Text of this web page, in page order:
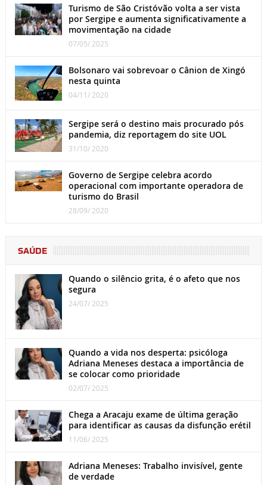
Turismo de São Cristóvão volta a ser vista
por Sergipe e aumenta significativamente a
movimentação na cidade
07/05/ 2025
Bolsonaro vai sobrevoar o Cânion de Xingó
nesta quinta
04/11/ 2020
Sergipe será o destino mais procurado pós
pandemia, diz reportagem do site UOL
31/10/ 2020
Governo de Sergipe celebra acordo
operacional com importante operadora de
turismo do Brasil
28/09/ 2020
SAÚDE
Quando o silêncio grita, é o afeto que nos
segura
24/07/ 2025
Quando a vida nos desperta: psicóloga
Adriana Meneses destaca a importância de
se colocar como prioridade
02/07/ 2025
Chega a Aracaju exame de última geração
para identificar as causas da disfunção erétil
11/06/ 2025
Adriana Meneses: Trabalho invisível, gente
de verdade